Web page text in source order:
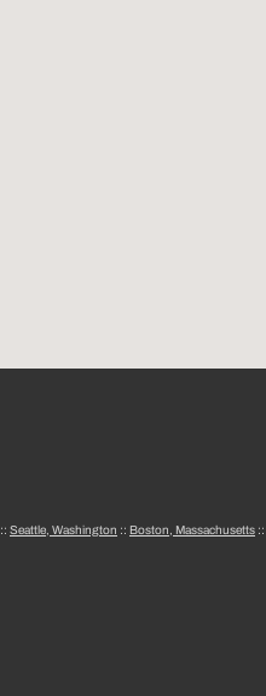
:: Seattle, Washington :: Boston, Massachusetts ::